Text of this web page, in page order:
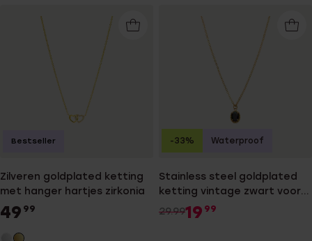
Zilveren goldplated ketting
met hanger hartjes zirkonia
49 99
Bestseller
Stainless steel goldplated
ketting vintage zwart voor
dames
29.9919 99
-33% Waterproof